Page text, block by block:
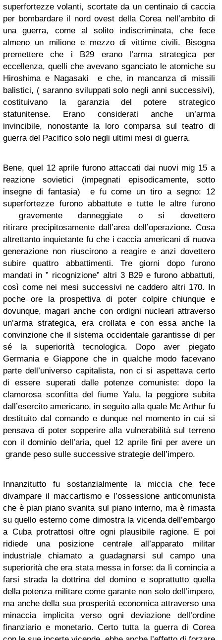
superfortezze volanti, scortate da un centinaio di caccia
per bombardare il nord ovest della Corea nell’ambito di
una guerra, come al solito indiscriminata, che fece
almeno un milione e mezzo di vittime civili. Bisogna
premettere che i B29 erano l’arma strategica per
eccellenza, quelli che avevano sganciato le atomiche su
Hiroshima e Nagasaki e che, in mancanza di missili
balistici, ( saranno sviluppati solo negli anni successivi),
costituivano la garanzia del potere strategico
statunitense. Erano considerati anche un’arma
invincibile, nonostante la loro comparsa sul teatro di
guerra del Pacifico solo negli ultimi mesi di guerra.
Bene, quel 12 aprile furono attaccati dai nuovi mig 15 a
reazione sovietici (impegnati episodicamente, sotto
insegne di fantasia) e fu come un tiro a segno: 12
superfortezze furono abbattute e tutte le altre furono
gravemente danneggiate o si dovettero
ritirare precipitosamente dall’area dell’operazione. Cosa
altrettanto inquietante fu che i caccia americani di nuova
generazione non riuscirono a reagire e anzi dovettero
subire quattro abbattimenti. Tre giorni dopo furono
mandati in ” ricognizione” altri 3 B29 e furono abbattuti,
così come nei mesi successivi ne caddero altri 170. In
poche ore la prospettiva di poter colpire chiunque e
dovunque, magari anche con ordigni nucleari attraverso
un’arma strategica, era crollata e con essa anche la
convinzione che il sistema occidentale garantisse di per
sé la superiorità tecnologica. Dopo aver piegato
Germania e Giappone che in qualche modo facevano
parte dell’universo capitalista, non ci si aspettava certo
di essere superati dalle potenze comuniste: dopo la
clamorosa sconfitta del fiume Yalu, la peggiore subita
dall’esercito americano, in seguito alla quale Mc Arthur fu
destituito dal comando e dunque nel momento in cui si
pensava di poter sopperire alla vulnerabilità sul terreno
con il dominio dell’aria, quel 12 aprile fini per avere un
grande peso sulle successive strategie dell’impero.
Innanzitutto fu sostanzialmente la miccia che fece
divampare il maccartismo e l’ossessione anticomunista
che è pian piano svanita sul piano interno, ma è rimasta
su quello esterno come dimostra la vicenda dell’embargo
a Cuba protrattosi oltre ogni plausibile ragione. E poi
ridiede una posizione centrale all’apparato militar
industriale chiamato a guadagnarsi sul campo una
superiorità che era stata messa in forse: da lì comincia a
farsi strada la dottrina del domino e soprattutto quella
della potenza militare come garante non solo dell’impero,
ma anche della sua prosperità economica attraverso una
minaccia implicita verso ogni deviazione dell’ordine
finanziario e monetario. Certo tutta la guerra di Corea